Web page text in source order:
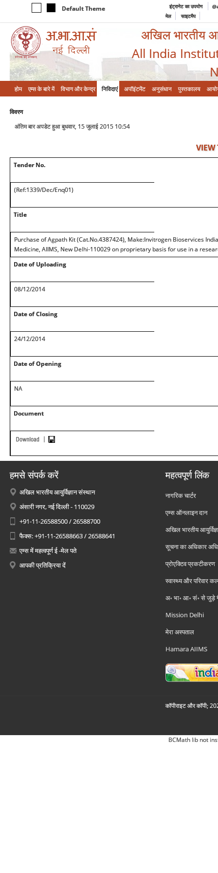
Default Theme इंट्रानेट का उपयोग
मेल
साइटमैप
अखिल भारतीय
All India
होम एम्‍स के बारे में विभाग और केन्‍द्र निविदाएं अपॉइंटमेंट अनुसंधान पुस्तकालय
विवरण
अंतिम बार अपडेट हुआ बुधवार, 15 जुलाई 2015 10:54
VIEW
Tender No.
(Ref:1339/Dec/Enq01)
Title
Purchase of Agpath Kit (Cat.No.4387424), Make:Invitrogen Bioservices
Medicine, AIIMS, New Delhi-110029 on proprietary basis for use in a
Date of Uploading
08/12/2014
Date of Closing
24/12/2014
Date of Opening
NA
Document
हमसे संपर्क करें
अखिल भारतीय आयुर्विज्ञान संस्थान
अंसारी नगर, नई दिल्ली - 110029
+91-11-26588500 / 26588700
फैक्स: +91-11-26588663 / 26588641
एम्स में महत्वपूर्ण ई -मेल पते
आपकी प्रतिक्रिया दें
महत्वपूर्ण लिंक
नागरिक चार्टर
एम्स ऑनलाइन दान
अखिल भारतीय
सूचना का अधिकार
प्रोएक्टिव प्रकटीकरण
स्वास्थ्य और परिवार
अ॰ भा॰ आ॰ सं॰ से जुड़े
Mission Delhi
मेरा अस्पताल
Hamara AIIMS
कॉपीराइट और कॉपी;
BCMath lib not